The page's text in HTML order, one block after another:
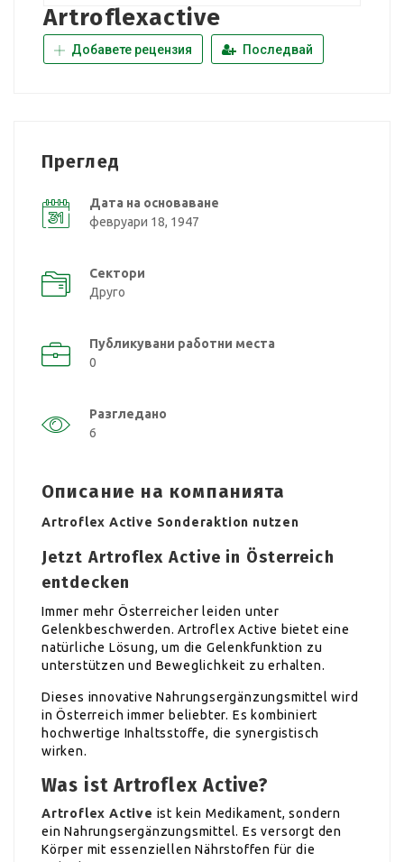
Artroflexactive
Добавете рецензия Последвай
Преглед
Дата на основаване
февруари 18, 1947
Сектори
Друго
Публикувани работни места
0
Разгледано
6
Описание на компанията
Artroflex Active Sonderaktion nutzen
Jetzt Artroflex Active in Österreich
entdecken
Immer mehr Österreicher leiden unter
Gelenkbeschwerden. Artroflex Active bietet eine
natürliche Lösung, um die Gelenkfunktion zu
unterstützen und Beweglichkeit zu erhalten.
Dieses innovative Nahrungsergänzungsmittel wird
in Österreich immer beliebter. Es kombiniert
hochwertige Inhaltsstoffe, die synergistisch
wirken.
Was ist Artroflex Active?
Artroflex Active ist kein Medikament, sondern
ein Nahrungsergänzungsmittel. Es versorgt den
Körper mit essenziellen Nährstoffen für die